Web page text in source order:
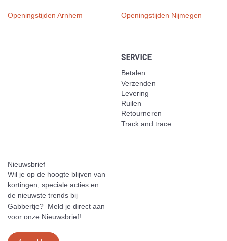
Openingstijden Arnhem Openingstijden Nijmegen
SERVICE
Betalen
Verzenden
Levering
Ruilen
Retourneren
Track and trace
Nieuwsbrief
Wil je op de hoogte blijven van
kortingen, speciale acties en
de nieuwste trends bij
Gabbertje? Meld je direct aan
voor onze Nieuwsbrief!